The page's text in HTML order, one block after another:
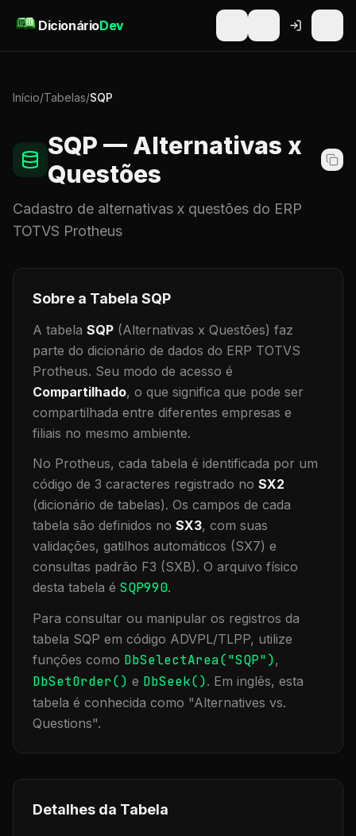
DicionárioDev
Início/Tabelas/SQP
SQP — Alternativas x
Questões
Cadastro de alternativas x questões do ERP
TOTVS Protheus
Sobre a Tabela SQP
A tabela SQP (Alternativas x Questões) faz
parte do dicionário de dados do ERP TOTVS
Protheus. Seu modo de acesso é
Compartilhado, o que significa que pode ser
compartilhada entre diferentes empresas e
filiais no mesmo ambiente.
No Protheus, cada tabela é identificada por um
código de 3 caracteres registrado no SX2
(dicionário de tabelas). Os campos de cada
tabela são definidos no SX3, com suas
validações, gatilhos automáticos (SX7) e
consultas padrão F3 (SXB). O arquivo físico
desta tabela é SQP990.
Para consultar ou manipular os registros da
tabela SQP em código ADVPL/TLPP, utilize
funções como DbSelectArea("SQP"),
DbSetOrder() e DbSeek(). Em inglês, esta
tabela é conhecida como "Alternatives vs.
Questions".
Detalhes da Tabela